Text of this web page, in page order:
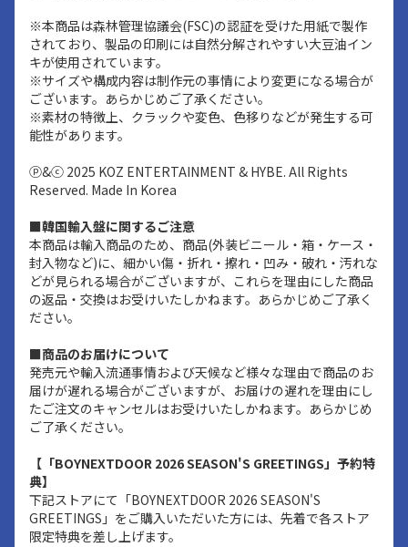
※本商品は森林管理協議会(FSC)の認証を受けた用紙で製作
されており、製品の印刷には自然分解されやすい大豆油イン
キが使用されています。
※サイズや構成内容は制作元の事情により変更になる場合が
ございます。あらかじめご了承ください。
※素材の特徴上、クラックや変色、色移りなどが発生する可
能性があります。
ⓟ&ⓒ 2025 KOZ ENTERTAINMENT & HYBE. All Rights
Reserved. Made In Korea
■韓国輸入盤に関するご注意
本商品は輸入商品のため、商品(外装ビニール・箱・ケース・
封入物など)に、細かい傷・折れ・擦れ・凹み・破れ・汚れな
どが見られる場合がございますが、これらを理由にした商品
の返品・交換はお受けいたしかねます。あらかじめご了承く
ださい。
■商品のお届けについて
発売元や輸入流通事情および天候など様々な理由で商品のお
届けが遅れる場合がございますが、お届けの遅れを理由にし
たご注文のキャンセルはお受けいたしかねます。あらかじめ
ご了承ください。
【「BOYNEXTDOOR 2026 SEASON'S GREETINGS」予約特
典】
下記ストアにて「BOYNEXTDOOR 2026 SEASON'S
GREETINGS」をご購入いただいた方には、先着で各ストア
限定特典を差し上げます。